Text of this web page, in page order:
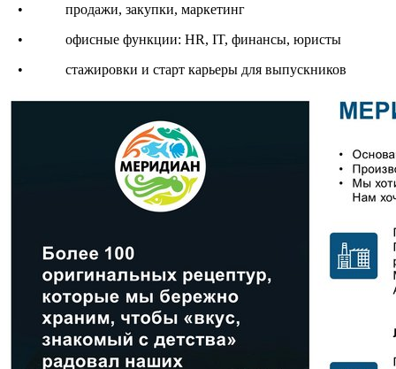
• продажи, закупки, маркетинг
• офисные функции: HR, IT, финансы, юристы
• стажировки и старт карьеры для выпускников